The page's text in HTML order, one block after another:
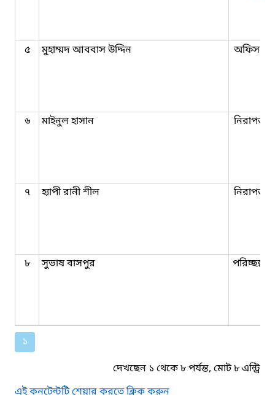
৫ মুহাম্মদ আববাস উদ্দিন অফিস
৬ মাইনুল হাসান নিরাপত্তা
৭ হ্যাপী রানী শীল নিরাপত্তা
৮ সুভাষ বাসপুর পরিচ্ছন্নতা
১
দেখছেন ১ থেকে ৮ পর্যন্ত, মোট ৮ এন্ট্রি
এই কনটেন্টটি শেয়ার করতে ক্লিক করুন